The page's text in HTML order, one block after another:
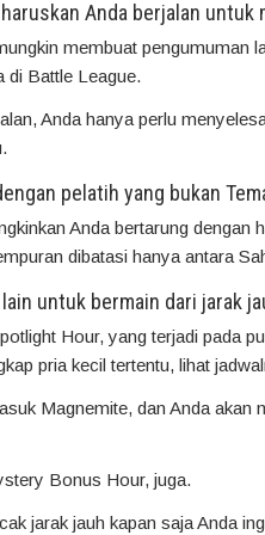
Anda berjalan
membuat pengumuman
di Battle League.
Anda hanya perlu
pelatih yang bukan
Anda bertarung
dibatasi hanya antara
untuk bermain dari jarak
Hour, yang terjadi pada
pria kecil tertentu, lihat
Magnemite, dan Anda
Bonus Hour, juga.
jarak jauh kapan saja Anda